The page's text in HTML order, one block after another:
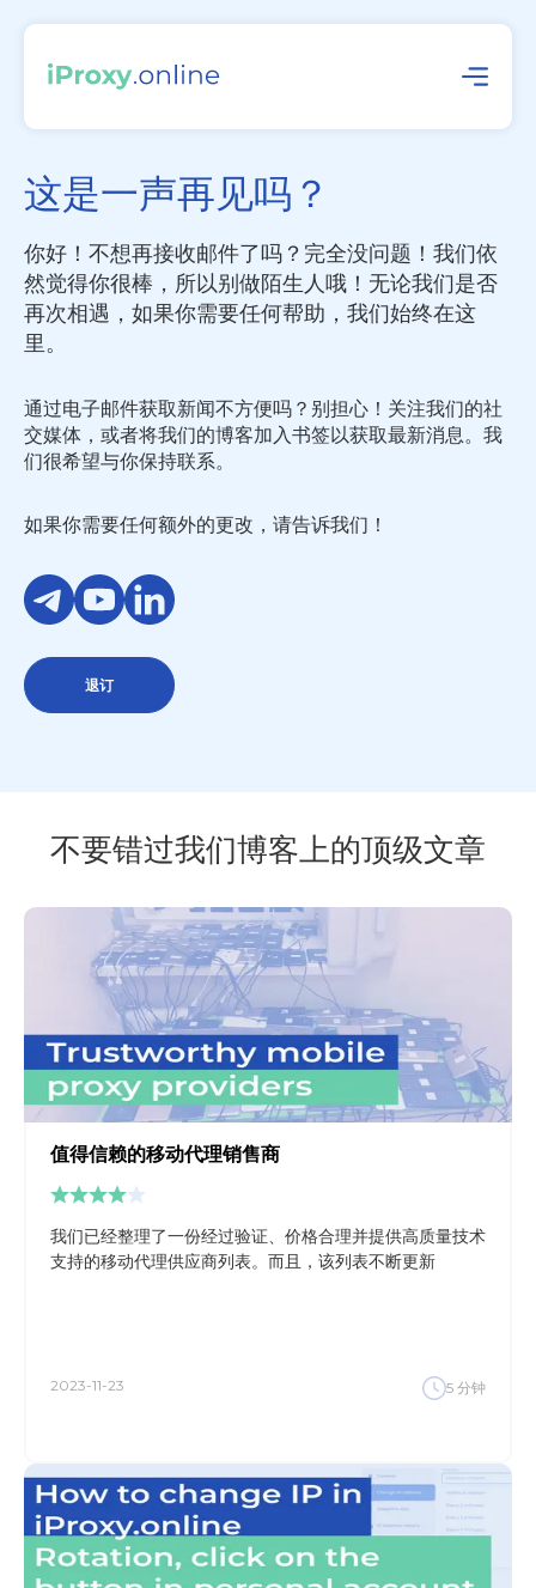
这是一声再见吗？
你好！不想再接收邮件了吗？完全没问题！我们依
然觉得你很棒，所以别做陌生人哦！无论我们是否
再次相遇，如果你需要任何帮助，我们始终在这
里。
通过电子邮件获取新闻不方便吗？别担心！关注我们的社
交媒体，或者将我们的博客加入书签以获取最新消息。我
们很希望与你保持联系。
如果你需要任何额外的更改，请告诉我们！
退订
不要错过我们博客上的顶级文章
值得信赖的移动代理销售商
我们已经整理了一份经过验证、价格合理并提供高质量技术
支持的移动代理供应商列表。而且，该列表不断更新
2023-11-23 5 分钟